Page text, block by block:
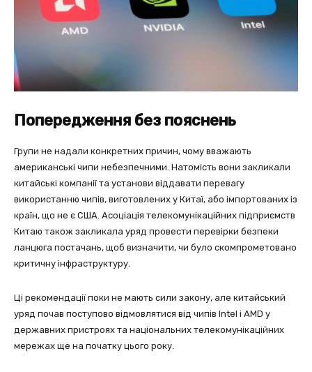
Попередження без пояснень
Групи не надали конкретних причин, чому вважають
американські чипи небезпечними. Натомість вони закликали
китайські компанії та установи віддавати перевагу
використанню чипів, виготовлених у Китаї, або імпортованих із
країн, що не є США. Асоціація телекомунікаційних підприємств
Китаю також закликала уряд провести перевірки безпеки
ланцюга постачань, щоб визначити, чи було скомпрометовано
критичну інфраструктуру.
Ці рекомендації поки не мають сили закону, але китайський
уряд почав поступово відмовлятися від чипів Intel і AMD у
державних пристроях та національних телекомунікаційних
мережах ще на початку цього року.